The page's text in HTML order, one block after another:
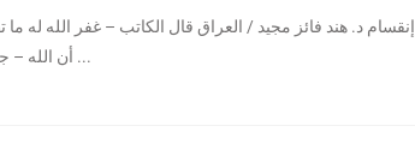
إنقسام د. هند فائز مجيد / العراق ‏قال الكاتب – غفر الله له
أن الله – جلّ ثناؤه – إذا أراد بالكائن ابتلاءً ...